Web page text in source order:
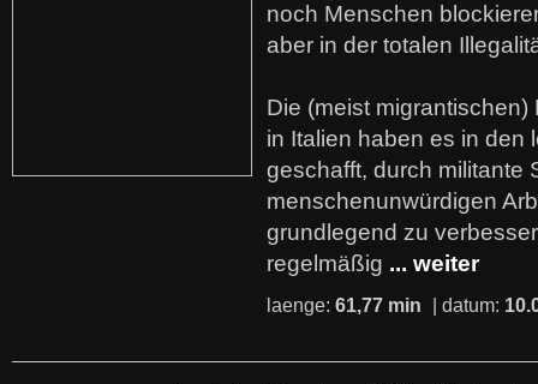
noch Menschen
aber in der totalen
Die (meist
in Italien haben es in den
geschafft, durch militante
menschenunwürdigen
grundlegend zu
regelmäßig ... weiter
laenge: 61,77 min | datum: